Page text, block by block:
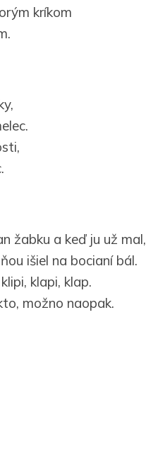
kríkom
žabku a keď ju už mal,
išiel na bocianí bál.
klapi, klap.
možno naopak.